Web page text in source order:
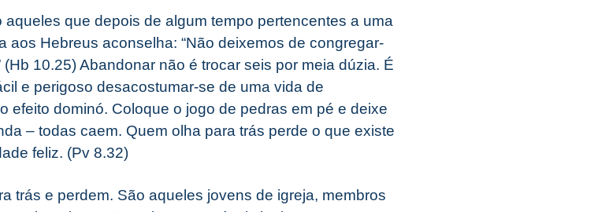
aqueles que depois de algum tempo pertencentes a uma
aos Hebreus aconselha: “Não deixemos de congregar-
10.25) Abandonar não é trocar seis por meia dúzia. É
e perigoso desacostumar-se de uma vida de
efeito dominó. Coloque o jogo de pedras em pé e deixe
– todas caem. Quem olha para trás perde o que existe
feliz. (Pv 8.32)
trás e perdem. São aqueles jovens de igreja, membros